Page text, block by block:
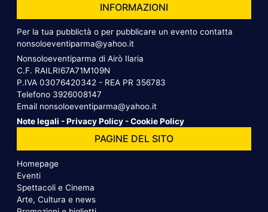
INFORMAZIONI
Per la tua pubblictà o per pubblicare un evento contatta
nonsoloeventiparma@yahoo.it
Nonsoloeventiparma di Airò Ilaria
C.F. RAILRI67A71M109N
P.IVA 03076420342 - REA PR 356783
Telefono 3926008147
Email nonsoloeventiparma@yahoo.it
Note legali -Privacy Policy -Cookie Policy
PAGINE DEL SITO
Homepage
Eventi
Spettacoli e Cinema
Arte, Cultura e news